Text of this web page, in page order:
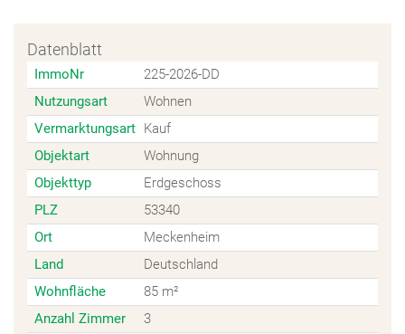
Datenblatt
ImmoNr
225-2026-DD
Nutzungsart
Wohnen
Vermarktungsart Kauf
Objektart
Wohnung
Objekttyp
Erdgeschoss
PLZ
53340
Ort
Meckenheim
Land
Deutschland
Wohnfläche
85 m²
Anzahl Zimmer
3